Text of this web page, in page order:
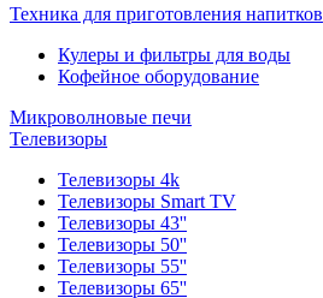
Техника для приготовления напитков
Кулеры и фильтры для воды
Кофейное оборудование
Микроволновые печи
Телевизоры
Телевизоры 4k
Телевизоры Smart TV
Телевизоры 43''
Телевизоры 50''
Телевизоры 55''
Телевизоры 65''